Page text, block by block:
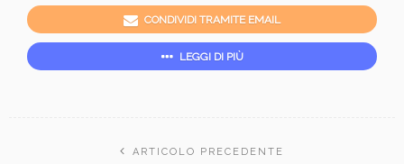
CONDIVIDI TRAMITE EMAIL
LEGGI DI PIÙ
ARTICOLO PRECEDENTE